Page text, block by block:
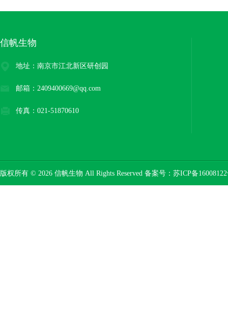
信帆生物
地址：南京市江北新区研创园
邮箱：2409400669@qq.com
传真：021-51870610
版权所有 © 2026 信帆生物 All Rights Reserved 备案号： 苏ICP备